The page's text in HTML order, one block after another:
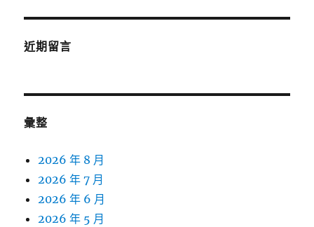
近期留言
彙整
2026 年 8 月
2026 年 7 月
2026 年 6 月
2026 年 5 月